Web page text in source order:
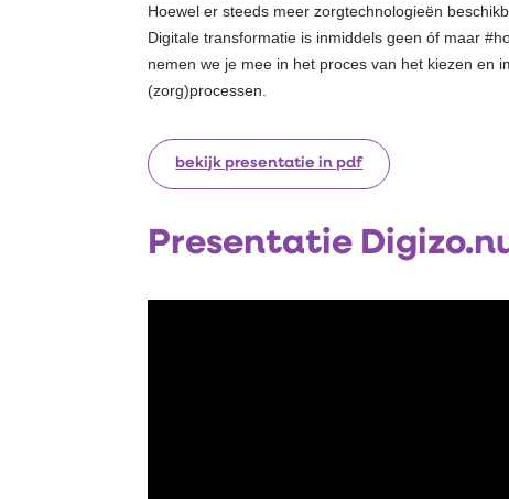
Hoewel er steeds meer zorgtechnologieën
Digitale transformatie is inmiddels geen óf maar
nemen we je mee in het proces van het kiezen en
(zorg)processen.
bekijk presentatie in pdf
Presentatie